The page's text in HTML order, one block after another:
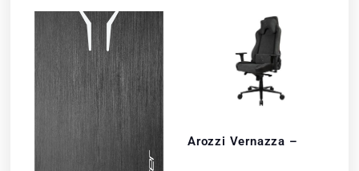
Arozzi Vernazza –